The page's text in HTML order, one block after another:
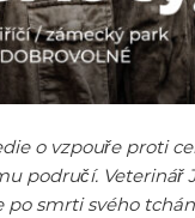
o vzpouře proti
područí. Veterinář
po smrti svého